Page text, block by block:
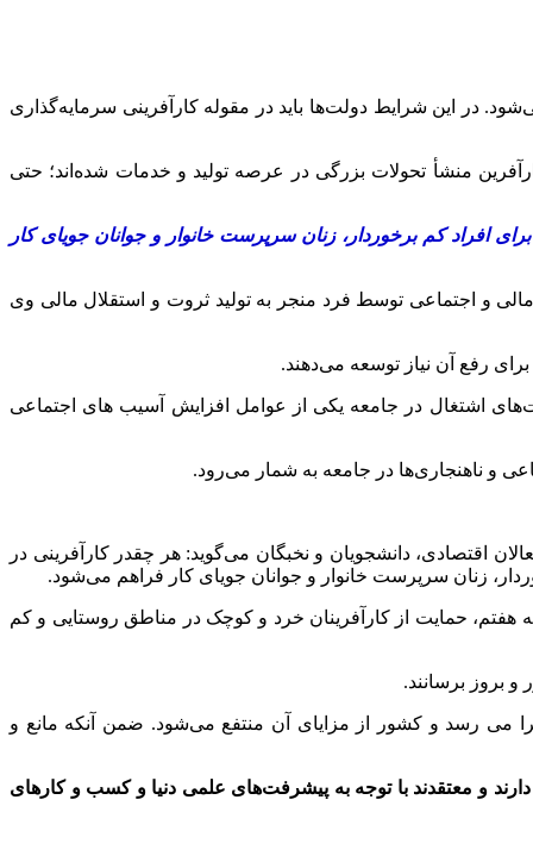
در این شرایط دولت‌ها باید در مقوله کارآفرینی سرمایه‌گذاری
منشأ تحولات بزرگی در عرصه تولید و خدمات شده‌اند؛ حتی
افراد کم برخوردار، زنان سرپرست خانوار و جوانان جویای کار
و اجتماعی توسط فرد منجر به تولید ثروت و استقلال مالی وی
رفع آن نیاز توسعه می‌دهند.
اشتغال در جامعه یکی از عوامل افزایش آسیب های اجتماعی
و ناهنجاری‌ها در جامعه به شمار می‌رود.
اقتصادی، دانشجویان و نخبگان می‌گوید: هر چقدر کارآفرینی در
زنان سرپرست خانوار و جوانان جویای کار فراهم می‌شود.
حمایت از کارآفرینان خرد و کوچک در مناطق روستایی و کم
و بروز برسانند.
می رسد و کشور از مزایای آن منتفع می‌شود. ضمن آنکه مانع و
و معتقدند با توجه به پیشرفت‌های علمی‌ دنیا و کسب‌ و کارهای